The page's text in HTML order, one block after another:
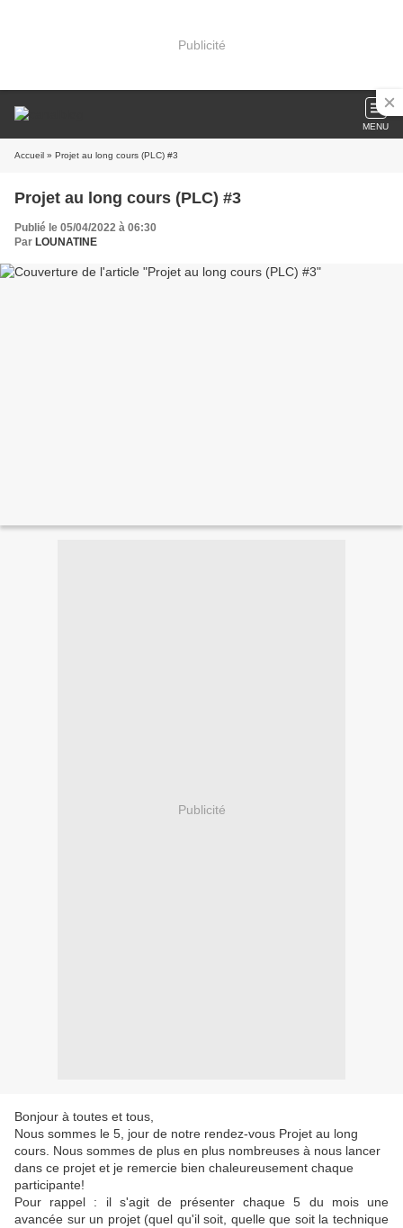
Publicité
MENU
Accueil » Projet au long cours (PLC) #3
Projet au long cours (PLC) #3
Publié le 05/04/2022 à 06:30
Par LOUNATINE
Publicité
Bonjour à toutes et tous,
Nous sommes le 5, jour de notre rendez-vous Projet au long
cours. Nous sommes de plus en plus nombreuses à nous lancer
dans ce projet et je remercie bien chaleureusement chaque
participante!
Pour rappel : il s'agit de présenter chaque 5 du mois une
avancée sur un projet (quel qu'il soit, quelle que soit la technique